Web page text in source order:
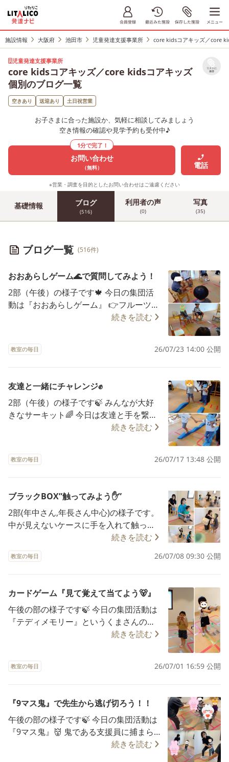
施設情報 大阪府 池田市 児童発達支援事業所 core kidsコアキッズ／core
児童発達支援事業所
core kidsコアキッズ／core kidsコアキッズ
個別のブログ一覧
リストに
保存
空きあり 送迎あり 土日祝営業
お子さまに合った施設か、気軽に相談してみましょう
空き情報の確認や見学予約も受付中♪
1分で完了！
お問い合わせ
（無料） 電話
※営業・調査を目的としたお問い合わせはご遠慮ください
基礎情報 ブログ
(516)
利用者の声
(0)
写真
(35)
ブログ一覧 (516件)
おおあらしゲーム🌊で質問してみよう！
2部（午後）の様子です🍁 今日の集団活
動は『おおあらしゲーム』 👉フルーツバ
スケットと同様のルールで鬼が「〇〇が
る人は席を移動します。椅子は人数分用
意しています。 特に質問の内容を決めた
訳ではないのですが、いつのまにか「ち
起きれた人」など、生活習慣に関する質
問で盛り上がっていました(*^_^*) 年中さ
んと年長さんが中心の日ということもあ
って、みんなしっかり生活習慣を意識で
は順番制であることから勝敗にこだわる
ことなく取り組めて、お友達の話を聞く
といった練習にもなりますね👦👧 長い長
い夏休み、活動を通して色々なことにチ
ャレンジできるお手伝いができたらと思
っています🎵 ※写真掲載にあたり保護者
様の承諾を得ています。
続きを読む
教室の毎日 26/07/23 14:00 公開
友達と一緒にチャレンジ✊
2部（午後）の様子です🍃 みんなが大好
きなサーキット🌈 今日は友達と手を繋い
で平均台やバランスストーンを渡ります
合わせながらリードする姿がとてもかっ
こよかったですよ👦 年少さんもお兄さん
と一緒にゴールできたことがとても嬉し
達と一緒だと楽しさや嬉しさも２倍にな
りますね！！ 午後の部は6名程度の小集
団で療育を行っており、友達との関わり
も大切にしています。是非一度遊びに来
てくださいね🍃 ※写真掲載にあたり保護
者様の承諾を得ています。
続きを読む
教室の毎日 26/07/17 13:48 公開
ブラックBOX”触ってみよう✋”
2部(年中さん,年長さん中心)の様子です。
中が見えないケースに手を入れて触って
中見を当てるゲームをしました。 見えな
いものを触る勇気や,触って形をイメージ
する力は, 触感覚や空間認識能力にはたら
きかけます。 また, (当てる人は) 穴をのぞ
いてみたい気持ちをがまん。 (中見を知っ
ている応援する人は) 言ってしまいたい気
持ちをがまん。 そんな“がまん”が,個々の
自制心,自励心を育み ルールに沿って遊ぶ
楽しさ みんなで活動することの面白さ を
写真の掲載に関して,あらかじめ保護者様
に了解を頂いています。
続きを読む
教室の毎日 26/07/08 09:30 公開
カードゲーム『見て覚えて当てよう🐻』
午後の部の様子です🍃 今日の集団活動は
『テディメモリー』というくまさんのカ
ードを使ったゲームをしました🌈 まず
覚えてもらいます👉 10秒たったらカード
をすべて裏返し、1人ずつカードを渡して
同じカードがどこにあったかを当てます✊
コレートくまさんがここで・・」と声に
出して覚えるお友だちも(*^_^*) 裏返すと
支援員の方が「どこにあったかな」とわ
からなくなってしまいましたが、子ども
続きを読む
教室の毎日 26/07/01 16:59 公開
『9マス鬼』で先生から逃げ切ろう！！
午後の部の様子です🍃 今日の集団活動は
『9マス鬼』👹 鬼である支援員に捕まら
ないように、マス内を1つずつ好きな方向
続きを読む